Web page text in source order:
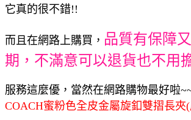
它真的很不錯!!
而且在網路上購買， 品質有保障
期，不滿意可以退貨也不用
服務這麼優，當然在網路購物最好啦
COACH蜜粉色全皮金屬旋釦雙摺長夾